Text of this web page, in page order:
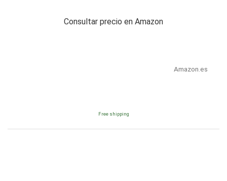
Consultar precio en Amazon
Amazon.es
Free shipping